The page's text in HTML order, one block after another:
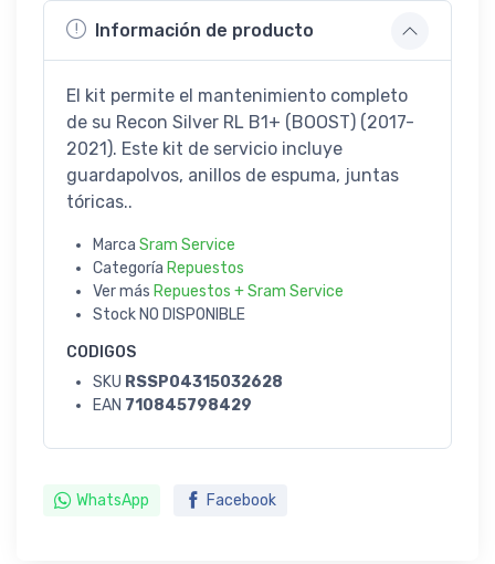
Información de producto
El kit permite el mantenimiento completo
de su Recon Silver RL B1+ (BOOST) (2017-
2021). Este kit de servicio incluye
guardapolvos, anillos de espuma, juntas
tóricas..
Marca Sram Service
Categoría Repuestos
Ver más Repuestos + Sram Service
Stock NO DISPONIBLE
CODIGOS
SKU RSSP04315032628
EAN 710845798429
WhatsApp Facebook